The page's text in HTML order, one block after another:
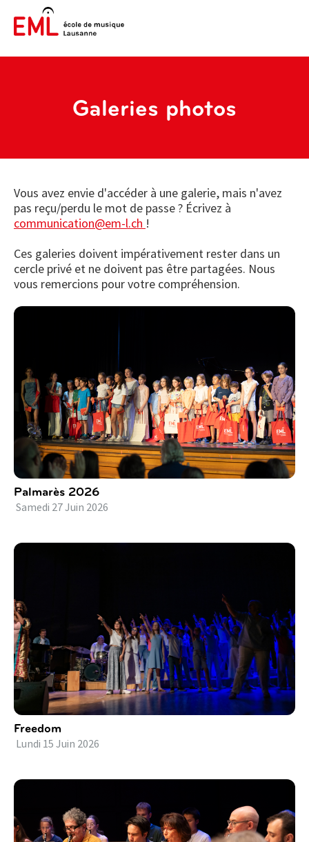
Galeries photos
Vous avez envie d'accéder à une galerie, mais n'avez
pas reçu/perdu le mot de passe ? Écrivez à
communication@em-l.ch !
Ces galeries doivent impérativement rester dans un
cercle privé et ne doivent pas être partagées. Nous
vous remercions pour votre compréhension.
Palmarès 2026
Samedi 27Juin 2026
Freedom
Lundi 15 Juin 2026